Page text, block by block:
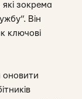
зокрема
Він
ключові
оновити